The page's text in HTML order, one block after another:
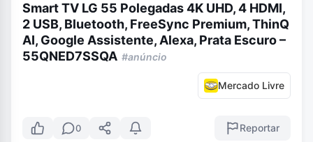
Smart TV LG 55 Polegadas 4K UHD, 4 HDMI,
2 USB, Bluetooth, FreeSync Premium, ThinQ
AI, Google Assistente, Alexa, Prata Escuro –
55QNED7SSQA #anúncio
Mercado Livre
0 Reportar